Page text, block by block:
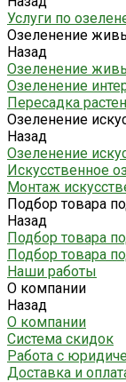
Услуги по
Озеленение
Назад
Озеленение
Озеленение
Пересадка
Озеленение
Назад
Озеленение
Искусственное
Монтаж
Подбор товара
Назад
Подбор товара
Подбор товара
Наши работы
О компании
Назад
О компании
Система скидок
Работа с
Доставка и